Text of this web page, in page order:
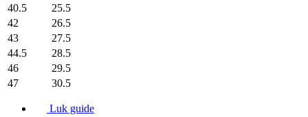
40.5
25.5
42
26.5
43
27.5
44.5
28.5
46
29.5
47
30.5
Luk guide